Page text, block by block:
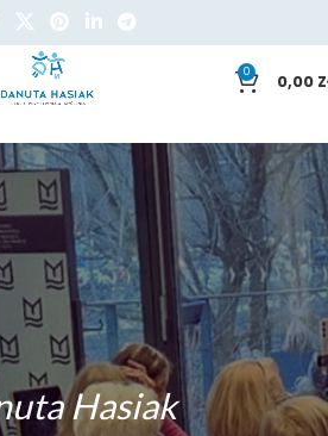
0 0,00
Hasiak